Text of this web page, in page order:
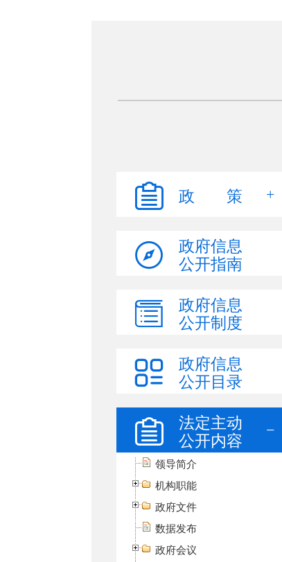
政 策
政府信息
公开指南
政府信息
公开制度
政府信息
公开目录
法定主动
公开内容
领导简介
机构职能
政府文件
数据发布
政府会议